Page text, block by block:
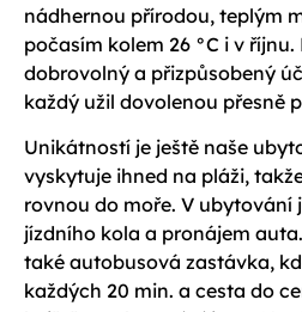
nádhernou přírodou, teplým
počasím kolem 26 °C i v
dobrovolný a přizpůsobený
každý užil dovolenou přesně
Unikátností je ještě naše
vyskytuje ihned na pláži,
rovnou do moře. V ubytování
jízdního kola a pronájem
také autobusová zastávka,
každých 20 min. a cesta do